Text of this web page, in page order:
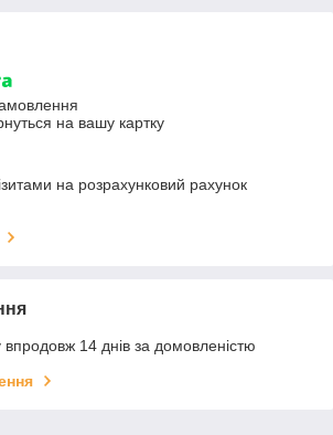
на вашу картку
на розрахунковий рахунок
14 днів за домовленістю